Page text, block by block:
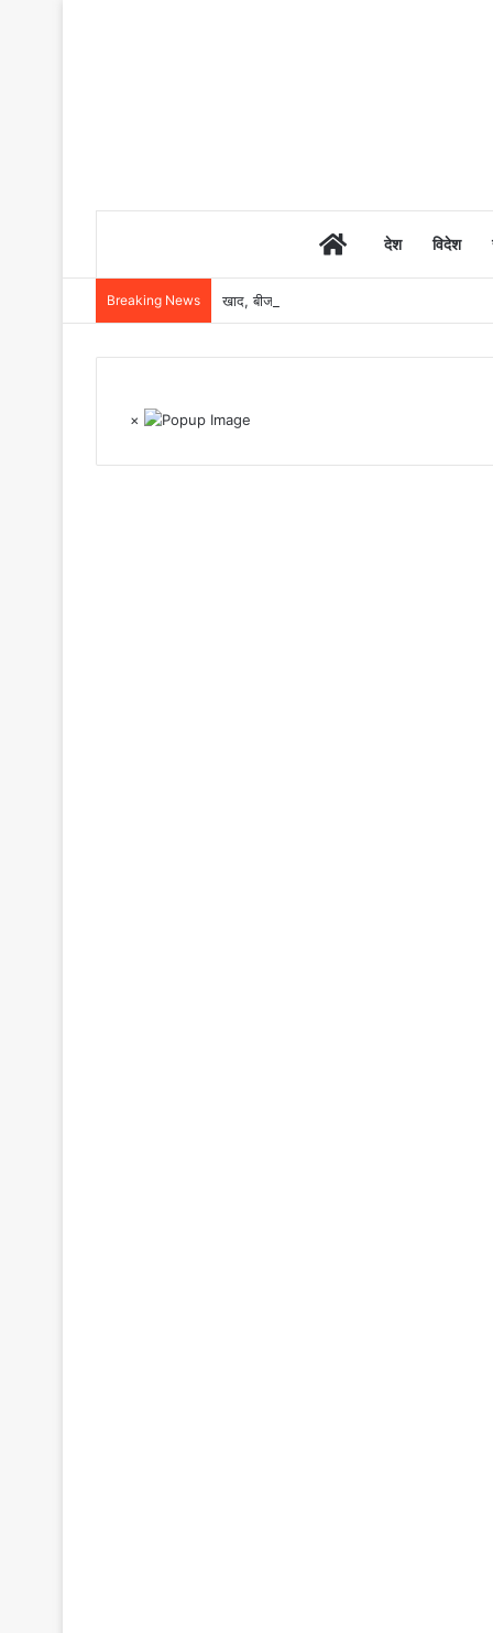
Homeदेश विदेश
Breaking News खाद, बीज और उर्वरकों की समय पर उपलब्धता से
×